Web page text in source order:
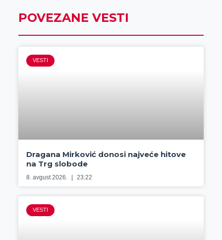
POVEZANE VESTI
VESTI
Dragana Mirković donosi najveće hitove
na Trg slobode
8. avgust 2026. 23:22
VESTI